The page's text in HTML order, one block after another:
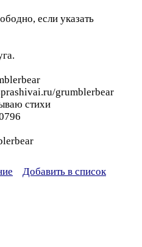
если указать
grumblerbear
стихи
Добавить в список